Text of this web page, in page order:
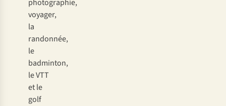
photographie,
voyager,
la
randonnée,
le
badminton,
le VTT
et le
golf